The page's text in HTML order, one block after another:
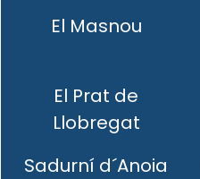
El Masnou
El Prat de
Llobregat
Sadurní d´Anoia